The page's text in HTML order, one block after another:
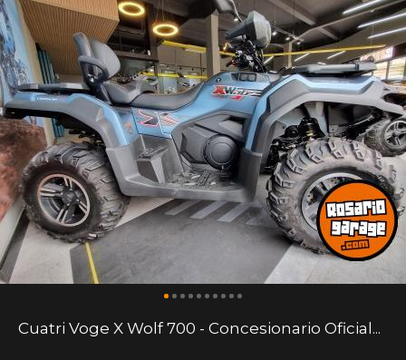
Cuatri Voge X Wolf 700 - Concesionario Oficial...